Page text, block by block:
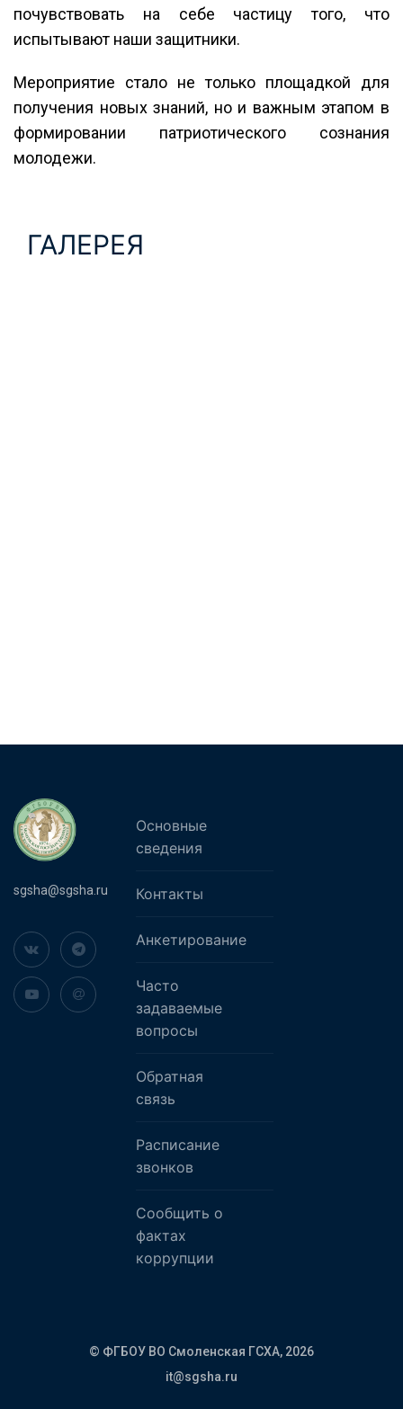
почувствовать на себе частицу того, что
испытывают наши защитники.
Мероприятие стало не только площадкой для
получения новых знаний, но и важным этапом в
формировании патриотического сознания
молодежи.
ГАЛЕРЕЯ
sgsha@sgsha.ru
Основные
сведения
Контакты
Анкетирование
Часто
задаваемые
вопросы
Обратная
связь
Расписание
звонков
Сообщить о
фактах
коррупции
© ФГБОУ ВО Смоленская ГСХА, 2026
it@sgsha.ru